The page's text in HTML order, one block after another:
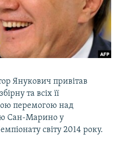
Янукович привітав
та всіх її
перемогою над
Сан-Марино у
світу 2014 року.